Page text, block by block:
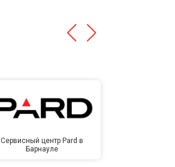
Сервисный центр Pard в
Барнауле